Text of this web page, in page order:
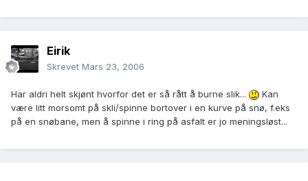
Eirik
Skrevet Mars 23, 2006
Har aldri helt skjønt hvorfor det er så rått å burne slik...
Kan
være litt morsomt på skli/spinne bortover i en kurve på snø, f.eks
på en snøbane, men å spinne i ring på asfalt er jo meningsløst...